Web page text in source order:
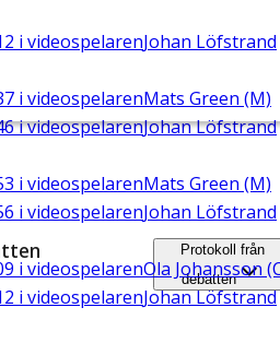
i videospelarenJohan Löfstrand
i videospelarenMats Green (M)
i videospelarenJohan Löfstrand
i videospelarenMats Green (M)
i videospelarenJohan Löfstrand
i videospelarenOla Johansson
i videospelarenJohan Löfstrand
Protokoll från
debatten